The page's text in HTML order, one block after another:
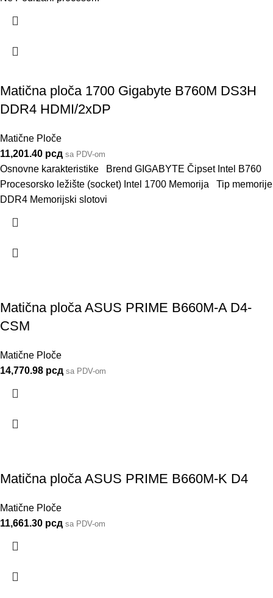
Matična ploča 1700 Gigabyte B760M DS3H
DDR4 HDMI/2xDP
Matične Ploče
11,201.40 рсд sa PDV-om
Osnovne karakteristike Brend GIGABYTE Čipset Intel B760
Procesorsko ležište (socket) Intel 1700 Memorija Tip memorije
DDR4 Memorijski slotovi
Matična ploča ASUS PRIME B660M-A D4-
CSM
Matične Ploče
14,770.98 рсд sa PDV-om
Matična ploča ASUS PRIME B660M-K D4
Matične Ploče
11,661.30 рсд sa PDV-om